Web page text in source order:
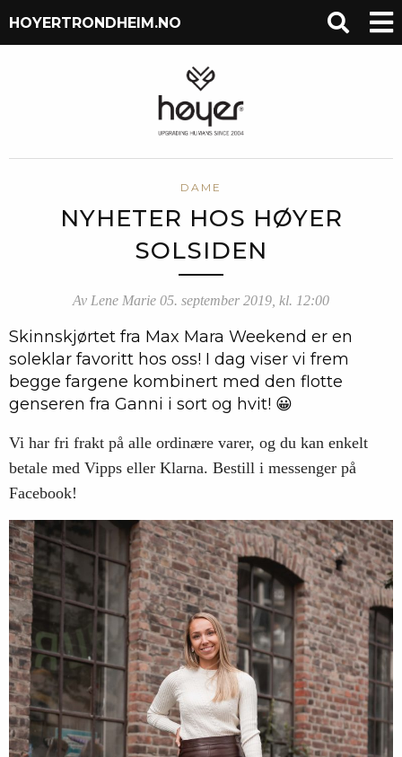
HOYERTRONDHEIM.NO
DAME
NYHETER HOS HØYER
SOLSIDEN
Av Lene Marie 05. september 2019, kl. 12:00
Skinnskjørtet fra Max Mara Weekend er en
soleklar favoritt hos oss! I dag viser vi frem
begge fargene kombinert med den flotte
genseren fra Ganni i sort og hvit! 😀
Vi har fri frakt på alle ordinære varer, og du kan enkelt
betale med Vipps eller Klarna. Bestill i messenger på
Facebook!